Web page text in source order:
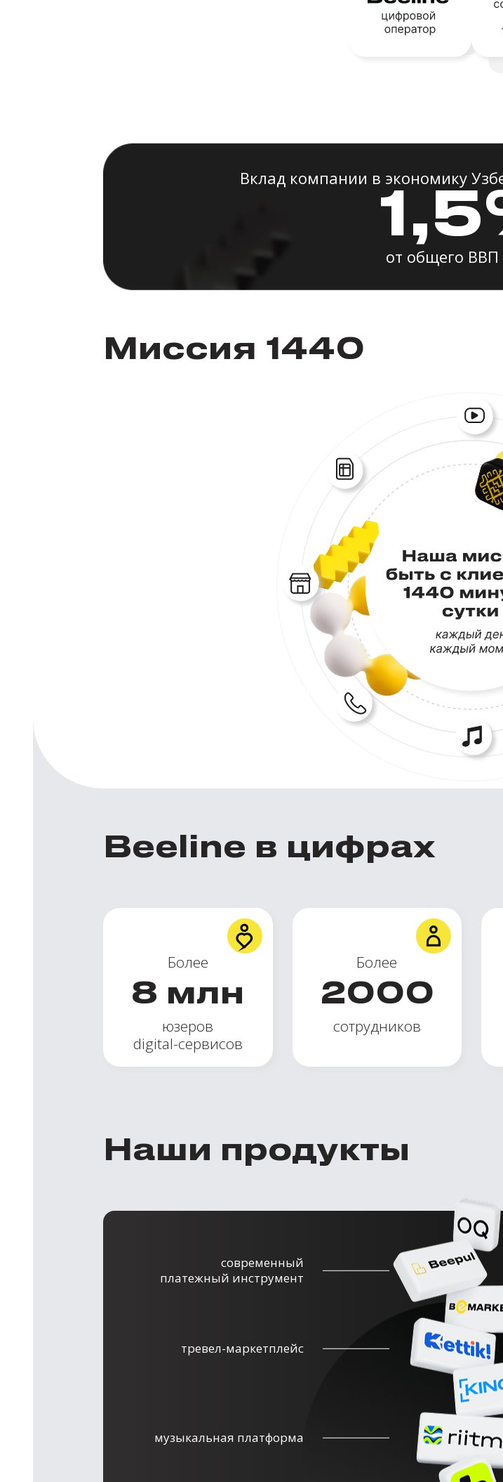
Вклад компании в экономику
от общего ВВП
Миссия 1440
Beeline в цифрах
Более
8 млн
юзеров
digital-сервисов
Более
2000
сотрудников
Наши продукты
современный
платежный инструмент
тревел-маркетплейс
музыкальная платформа